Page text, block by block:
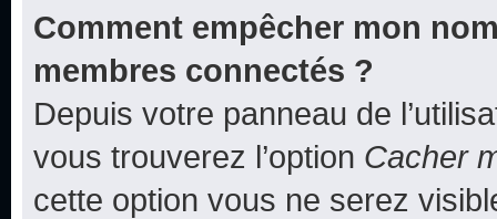
Comment empêcher mon
membres connectés ?
Depuis votre panneau de
vous trouverez l’option Cacher
cette option vous ne serez